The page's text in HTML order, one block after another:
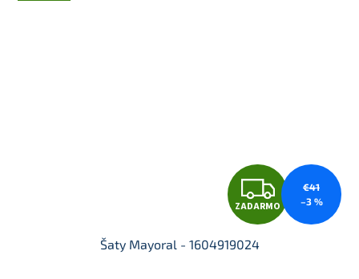
Z
ZADARMO
€41
–3 %
Šaty Mayoral - 1604919024